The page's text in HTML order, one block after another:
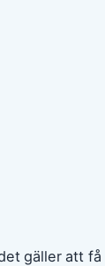
gäller att